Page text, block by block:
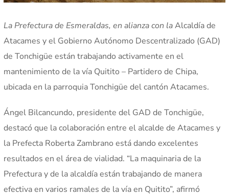
La Prefectura de Esmeraldas, en alianza con laAlcaldía de
Atacames y el Gobierno Autónomo Descentralizado (GAD)
de Tonchigüe están trabajando activamente en el
mantenimiento de la vía Quitito – Partidero de Chipa,
ubicada en la parroquia Tonchigüe del cantón Atacames.
Ángel Bilcancundo, presidente del GAD de Tonchigüe,
destacó que la colaboración entre el alcalde de Atacames y
la Prefecta Roberta Zambrano está dando excelentes
resultados en el área de vialidad. “La maquinaria de la
Prefectura y de la alcaldía están trabajando de manera
efectiva en varios ramales de la vía en Quitito”, afirmó